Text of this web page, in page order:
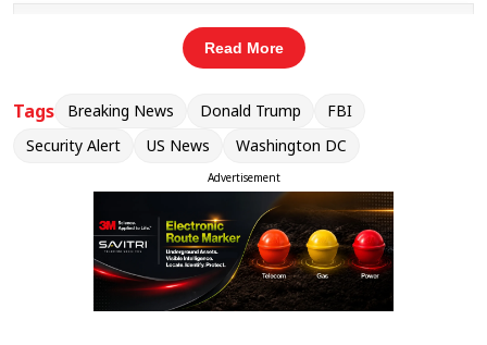
लोक कल्याण मार्ग पर सियासी हलचल:
केंद्रीय मंत्री जितेंद्र सिंह ने राहुल गांधी से की
‹
जांच में सामने आया कि दस्तावेज में आरोपी ने
Donald Trumpसहित प्रशासन के वरिष्ठ
अधिकारियों को लक्ष्य बताया था। उसने लिखा कि
Read More
Tags Breaking News Donald Trump
FBI
Security Alert
US News Washington DC
Advertisement